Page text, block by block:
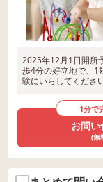
2025年12月1日開所
歩4分の好立地で、1
験にいらしてくださ
1分で
お問
(無